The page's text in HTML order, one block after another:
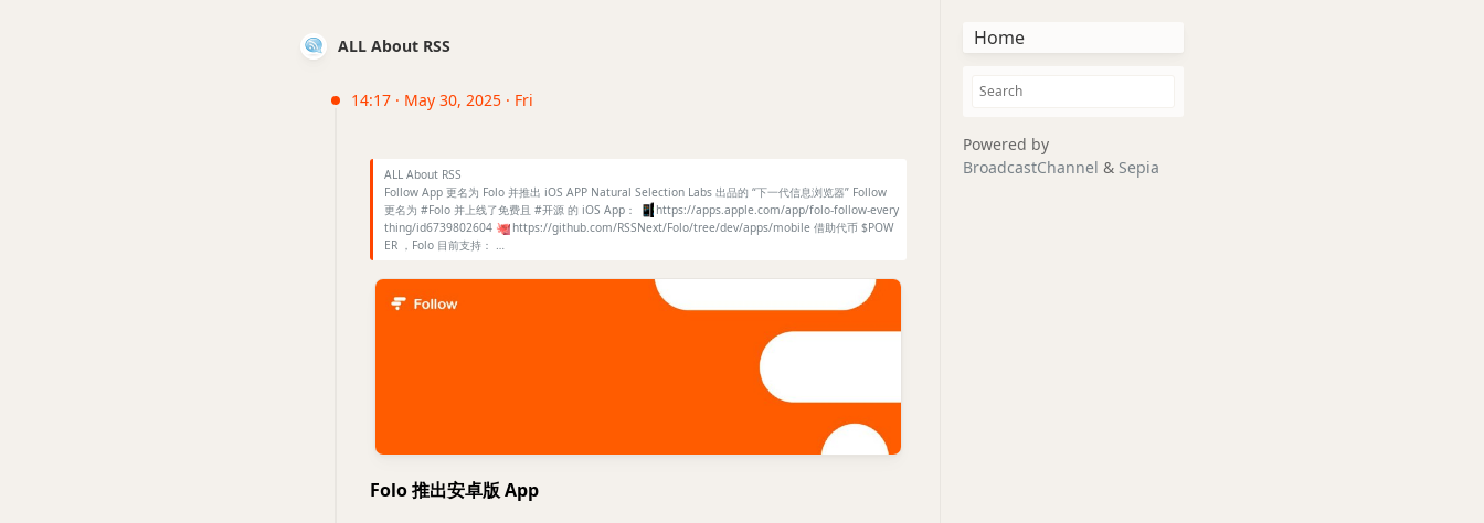
ALL About RSS
14:17 · May 30, 2025 · Fri
ALL About RSS
Follow App 更名为 Folo 并推出 iOS APP Natural Selection Labs 出品的 “下一代信息浏览器” Follow
更名为 #Folo 并上线了免费且 #开源 的 iOS App：
📱 https://apps.apple.com/app/folo-follow-every
thing/id6739802604 🐙 https://github.com/RSSNext/Folo/tree/dev/apps/mobile 借助代币 $POW
ER ，Folo 目前支持： …
Folo 推出安卓版 App
Home
Powered by
BroadcastChannel & Sepia